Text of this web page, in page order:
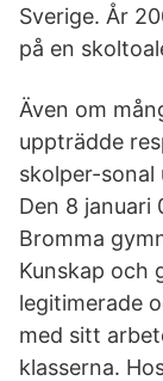
Sverige. År
på en
Även om
uppträdde
skolper-sonal
Den 8 januari
Bromma
Kunskap och
legitimerade
med sitt
klasserna.